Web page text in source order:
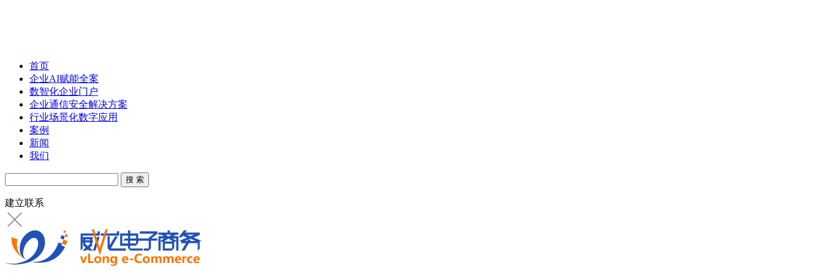
首页
企业AI赋能全案
数智化企业门户
企业通信安全解决方案
行业场景化数字应用
案例
新闻
我们
建立联系